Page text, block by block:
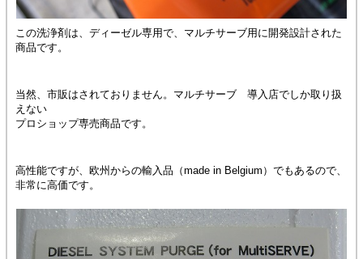
この洗浄剤は、ディーゼル専用で、マルチサーブ用に開発設計された
商品です。
当然、市販はされておりません。マルチサーブ 導入店でしか取り扱
えない
プロショップ専売商品です。
高性能ですが、欧州からの輸入品（made in Belgium）でもあるので、
非常に高価です。